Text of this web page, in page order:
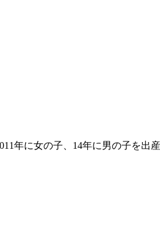
年に女の子、14年に男の子を